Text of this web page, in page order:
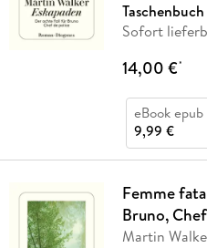
Taschenbuch
Sofort
14,00 €*
eBook epub
9,99 €
Femme
Bruno,
Martin